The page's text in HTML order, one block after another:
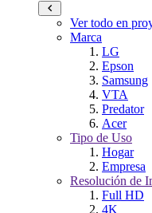
Ver todo en
Marca
LG
Epson
Samsung
VTA
Predator
Acer
Tipo de Uso
Hogar
Empresa
Resolución de
Full HD
4K